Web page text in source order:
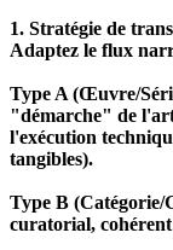
1. Stratégie de
Adaptez le flux
Type A (Œuvre/
"démarche" de
l'exécution
tangibles).
Type B
curatorial,